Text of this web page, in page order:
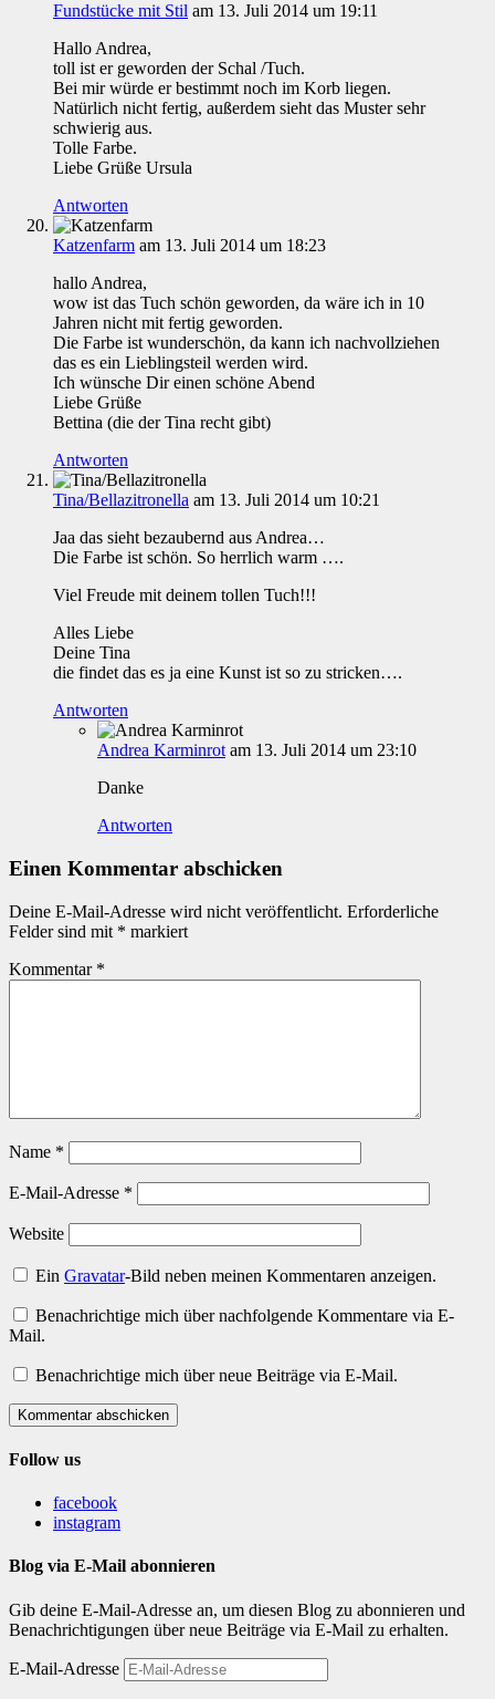
Fundstücke mit Stil am 13. Juli 2014 um 19:11
Hallo Andrea,
toll ist er geworden der Schal /Tuch.
Bei mir würde er bestimmt noch im Korb liegen.
Natürlich nicht fertig, außerdem sieht das Muster sehr
schwierig aus.
Tolle Farbe.
Liebe Grüße Ursula
Antworten
Katzenfarm am 13. Juli 2014 um 18:23
hallo Andrea,
wow ist das Tuch schön geworden, da wäre ich in 10
Jahren nicht mit fertig geworden.
Die Farbe ist wunderschön, da kann ich nachvollziehen
das es ein Lieblingsteil werden wird.
Ich wünsche Dir einen schöne Abend
Liebe Grüße
Bettina (die der Tina recht gibt)
Antworten
Tina/Bellazitronella am 13. Juli 2014 um 10:21
Jaa das sieht bezaubernd aus Andrea…
Die Farbe ist schön. So herrlich warm ….
Viel Freude mit deinem tollen Tuch!!!
Alles Liebe
Deine Tina
die findet das es ja eine Kunst ist so zu stricken….
Antworten
Andrea Karminrot am 13. Juli 2014 um 23:10
Danke
Antworten
Einen Kommentar abschicken
Deine E-Mail-Adresse wird nicht veröffentlicht. Erforderliche
Felder sind mit * markiert
Kommentar *
Name *
E-Mail-Adresse *
Website
EinGravatar-Bild neben meinen Kommentaren anzeigen.
Benachrichtige mich über nachfolgende Kommentare via E-
Mail.
Benachrichtige mich über neue Beiträge via E-Mail.
Kommentar abschicken
Follow us
facebook
instagram
Blog via E-Mail abonnieren
Gib deine E-Mail-Adresse an, um diesen Blog zu abonnieren und
Benachrichtigungen über neue Beiträge via E-Mail zu erhalten.
E-Mail-Adresse